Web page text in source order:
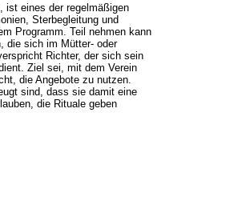
ist eines der regelmäßigen
Sterbegleitung und
Programm. Teil nehmen kann
die sich im Mütter- oder
Richter, der sich sein
Ziel sei, mit dem Verein
die Angebote zu nutzen.
sind, dass sie damit eine
die Rituale geben